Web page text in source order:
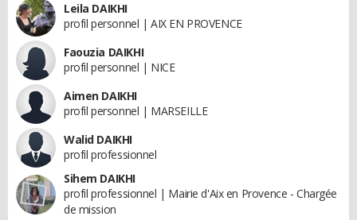
Leila DAIKHI
profil personnel | AIX EN PROVENCE
Faouzia DAIKHI
profil personnel | NICE
Aimen DAIKHI
profil personnel | MARSEILLE
Walid DAIKHI
profil professionnel
Sihem DAIKHI
profil professionnel | Mairie d'Aix en Provence - Chargée
de mission